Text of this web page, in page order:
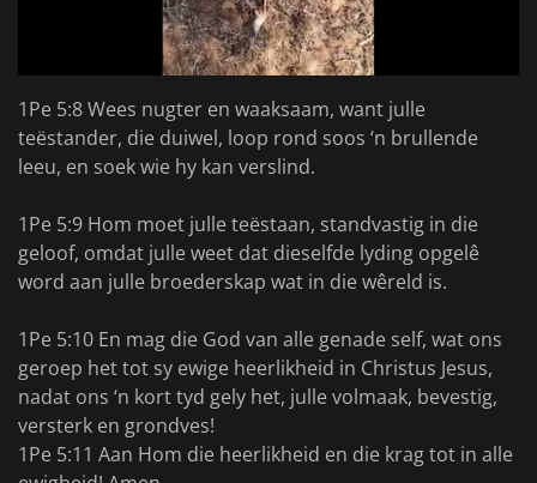
1Pe 5:8 Wees nugter en waaksaam, want julle
teëstander, die duiwel, loop rond soos ‘n brullende
leeu, en soek wie hy kan verslind.
1Pe 5:9 Hom moet julle teëstaan, standvastig in die
geloof, omdat julle weet dat dieselfde lyding opgelê
word aan julle broederskap wat in die wêreld is.
1Pe 5:10 En mag die God van alle genade self, wat ons
geroep het tot sy ewige heerlikheid in Christus Jesus,
nadat ons ‘n kort tyd gely het, julle volmaak, bevestig,
versterk en grondves!
1Pe 5:11 Aan Hom die heerlikheid en die krag tot in alle